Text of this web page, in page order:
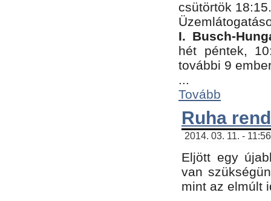
csütörtök 18:15.
I. Busch-
hét péntek,
további 9
...
Tovább
Ruha
2014. 03. 11. -
Eljött egy
van
mint az elmúlt